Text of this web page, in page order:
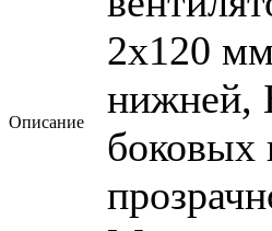
Описание
2x120
нижней,
боковых